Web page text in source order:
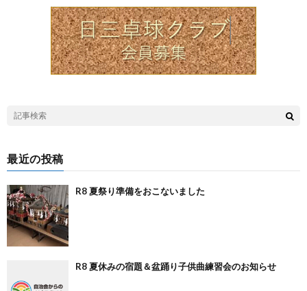
最近の投稿
R8 夏祭り準備をおこないました
R8 夏休みの宿題＆盆踊り子供曲練習会のお知らせ